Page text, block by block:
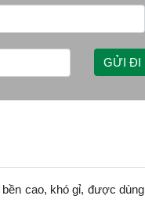
cao, khó gỉ, được dùng